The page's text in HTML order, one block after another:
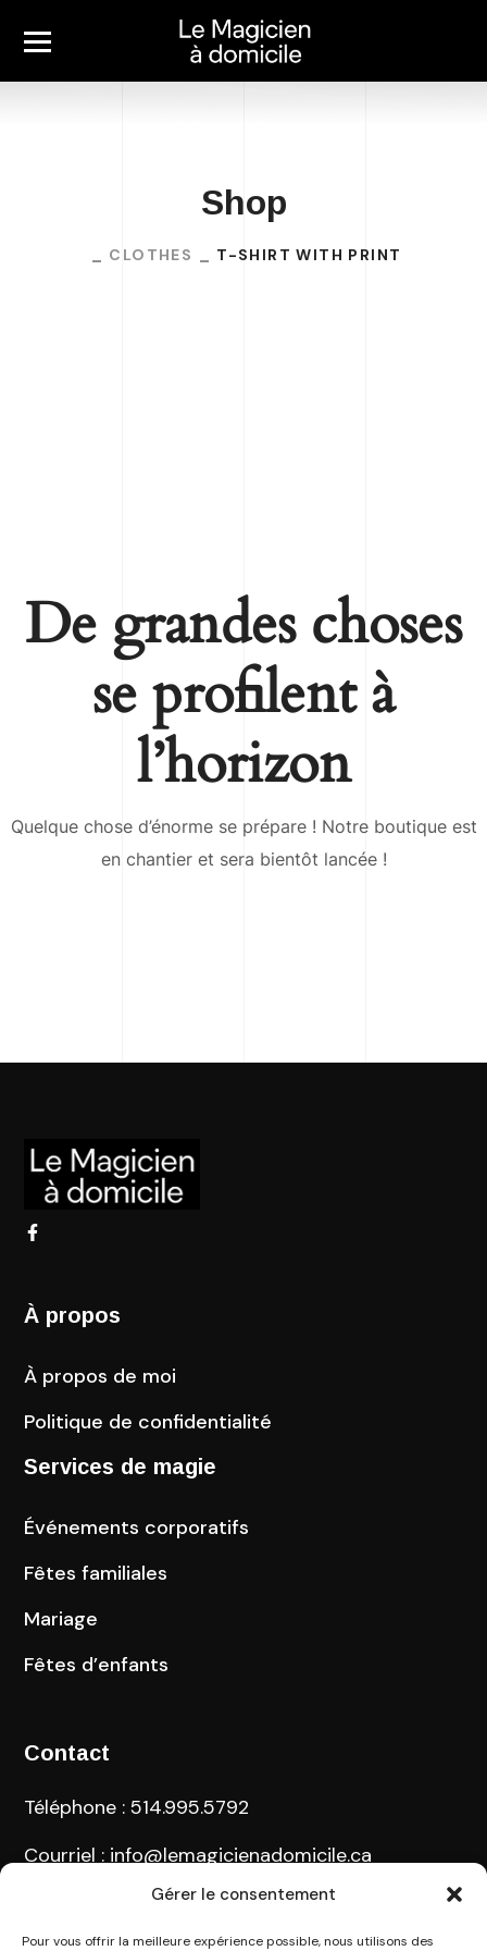
Gérer le consentement
Pour vous offrir la meilleure expérience possible, nous utilisons des
Shop
CLOTHES T-SHIRT WITH PRINT
De grandes choses
se profilent à
l’horizon
Quelque chose d’énorme se prépare ! Notre boutique est
en chantier et sera bientôt lancée !
À propos
À propos de moi
Politique de confidentialité
Services de magie
Événements corporatifs
Fêtes familiales
Mariage
Fêtes d’enfants
Contact
Téléphone :514.995.5792
Courriel : info@lemagicienadomicile.ca
Région desservie: Grand Montréal, Rive-Nord,
Rive-Sud, et ailleurs au Québec